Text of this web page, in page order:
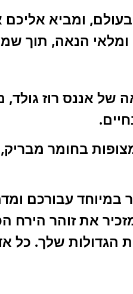
ומביא
הנאה, תוך
אננס רוז גולד,
בחומר
במיוחד עבורכם
את זוהר הירח